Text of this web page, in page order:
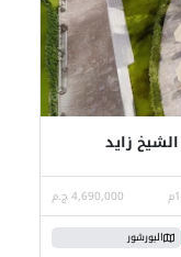
الشيخ زايد
4,690,000 ج.م
البورشور